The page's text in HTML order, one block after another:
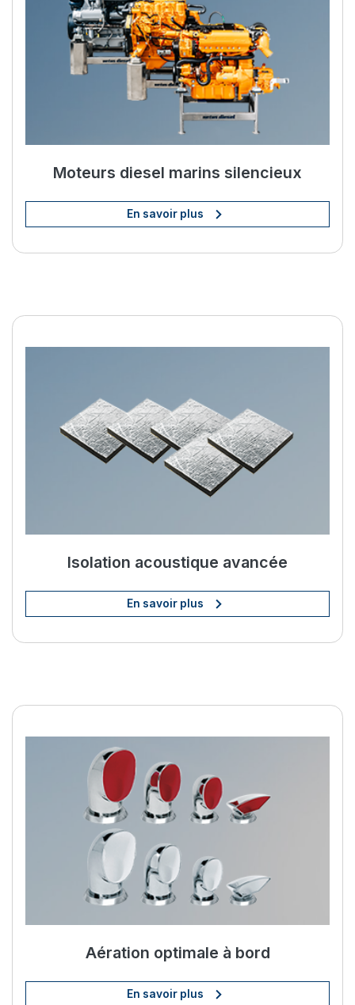
Moteurs diesel marins silencieux
En savoir plus
Améliorez votre vie à bord
Isolation acoustique avancée
En savoir plus
Améliorez votre vie à bord
Aération optimale à bord
En savoir plus